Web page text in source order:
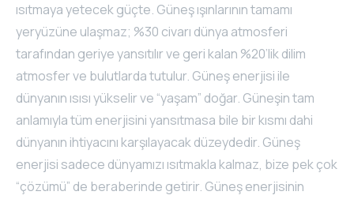
ısıtmaya yetecek güçte. Güneş ışınlarının tamamı
yeryüzüne ulaşmaz; %30 civarı dünya atmosferi
tarafından geriye yansıtılır ve geri kalan %20’lik dilim
atmosfer ve bulutlarda tutulur. Güneş enerjisi ile
dünyanın ısısı yükselir ve “yaşam” doğar. Güneşin tam
anlamıyla tüm enerjisini yansıtmasa bile bir kısmı dahi
dünyanın ihtiyacını karşılayacak düzeydedir. Güneş
enerjisi sadece dünyamızı ısıtmakla kalmaz, bize pek çok
“çözümü” de beraberinde getirir. Güneş enerjisinin